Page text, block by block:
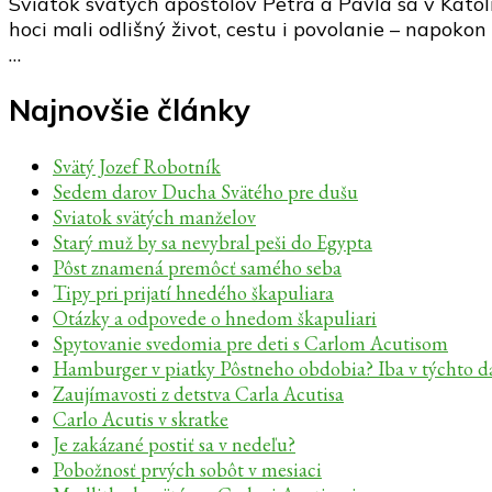
hoci mali odlišný život, cestu i povolanie –
…
Najnovšie články
Svätý Jozef Robotník
Sedem darov Ducha Svätého pre dušu
Sviatok svätých manželov
Starý muž by sa nevybral peši do Egypta
Pôst znamená premôcť samého seba
Tipy pri prijatí hnedého škapuliara
Otázky a odpovede o hnedom škapuliari
Spytovanie svedomia pre deti s Carlom Acutisom
Hamburger v piatky Pôstneho obdobia? Iba v týchto
Zaujímavosti z detstva Carla Acutisa
Carlo Acutis v skratke
Je zakázané postiť sa v nedeľu?
Pobožnosť prvých sobôt v mesiaci